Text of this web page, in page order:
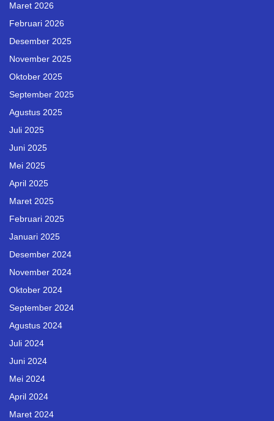
Maret 2026
Februari 2026
Desember 2025
November 2025
Oktober 2025
September 2025
Agustus 2025
Juli 2025
Juni 2025
Mei 2025
April 2025
Maret 2025
Februari 2025
Januari 2025
Desember 2024
November 2024
Oktober 2024
September 2024
Agustus 2024
Juli 2024
Juni 2024
Mei 2024
April 2024
Maret 2024